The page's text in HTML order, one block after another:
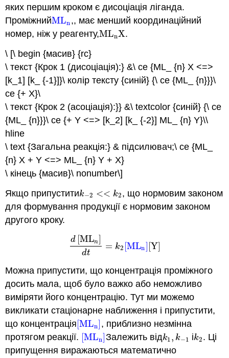
яких першим кроком є дисоціація ліганда.
ПроміжнийMLn
MLn ,, має менший координаційний
номер, ніж у реагенту,MLnX
MLnX .
\ [\ begin {масив} {rc}
\ текст {Крок 1 (дисоціація):} &\ ce {ML_ {n} X <=>
[k_1] [k_ {-1}]}\ колір тексту {синій} {\ ce {ML_ {n}}}\
ce {+ X}\
\ текст {Крок 2 (асоціація):}} &\ textcolor {синій} {\ ce
{ML_ {n}}}\ ce {+ Y <=> [k_2] [k_ {-2}] ML_ {n} Y}\\
hline
\ text {Загальна реакція:} & підсилювач;\ ce {ML_
{n} X + Y <=> ML_ {n} Y + X}
\ кінець {масив}\ nonumber\]
Якщо припуститиk−2 << k2
k−2 <<k 2
, що нормовим законом
для формування продукції є нормовим законом
другого кроку.
d MLn
dt
= k2 [MLn] [Y]
d[MLn]d t= k2[ MLn] Y]
Можна припустити, що концентрація проміжного
досить мала, щоб було важко або неможливо
виміряти його концентрацію. Тут ми можемо
викликати стаціонарне наближення і припустити,
що концентрація [MLn
[MLn , приблизно незмінна
протягом реакції. [MLn
[MLn Залежить відk1, k−1
k1, k−1 іk2
k2. Ці
припущення виражаються математично